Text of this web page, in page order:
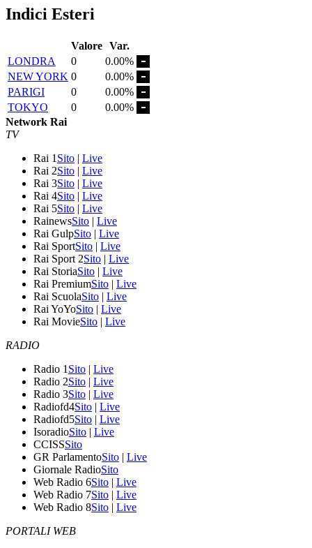
Indici Esteri
Valore Var.
LONDRA
0
0.00%
NEW YORK 0
0.00%
PARIGI
0
0.00%
TOKYO
0
0.00%
Network Rai
TV
Rai 1 Sito | Live
Rai 2Sito | Live
Rai 3Sito | Live
Rai 4Sito | Live
Rai 5Sito | Live
RainewsSito | Live
Rai GulpSito | Live
Rai SportSito | Live
Rai Sport 2Sito | Live
Rai StoriaSito | Live
Rai PremiumSito | Live
Rai ScuolaSito | Live
Rai YoYoSito | Live
Rai MovieSito | Live
RADIO
Radio 1 Sito | Live
Radio 2Sito | Live
Radio 3Sito | Live
Radiofd4Sito | Live
Radiofd5Sito | Live
IsoradioSito | Live
CCISSSito
GR ParlamentoSito | Live
Giornale RadioSito
Web Radio 6Sito | Live
Web Radio 7Sito | Live
Web Radio 8Sito | Live
PORTALI WEB